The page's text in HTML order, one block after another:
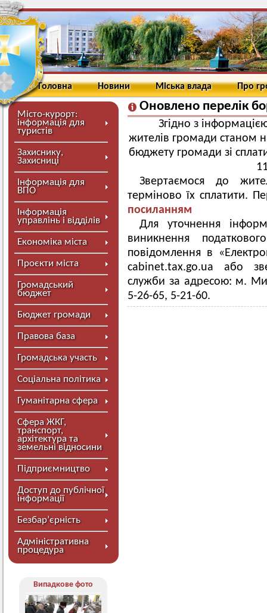
Головна Новини Міська влада Про
Місто-курорт:
інформація для
туристів
Захиснику,
Захисниці
Інформація для
ВПО
Інформація
управлінь і відділів
Економіка міста
Проєкти міста
Громадський
бюджет
Бюджет громади
Правова база
Громадська участь
Соціальна політика
Гуманітарна сфера
Сфера ЖКГ,
транспорт,
архітектура та
земельні відносини
Підприємництво
Доступ до публічної
інформації
Безбар’єрність
Адміністративна
процедура
Випадкове фото
Оновлено перелік
Згідно з
жителів громади станом
бюджету громади зі
Звертаємося до
терміново їх сплатити.
посиланням
Для уточнення
виникнення
повідомлення в
cabinet.tax.go.ua або
служби за адресою: м.
5-26-65, 5-21-60.